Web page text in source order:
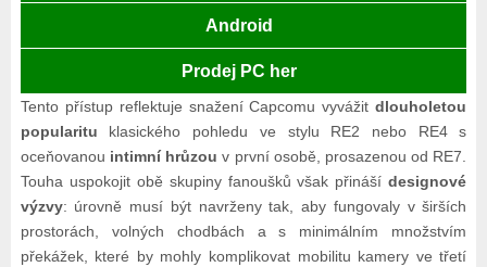
Android
Prodej PC her
Tento přístup reflektuje snažení Capcomu vyvážitdlouholetou
popularitu klasického pohledu ve stylu RE2 nebo RE4 s
oceňovanou intimní hrůzou v první osobě, prosazenou od RE7.
Touha uspokojit obě skupiny fanoušků však přinášídesignové
výzvy: úrovně musí být navrženy tak, aby fungovaly v širších
prostorách, volných chodbách a s minimálním množstvím
překážek, které by mohly komplikovat mobilitu kamery ve třetí